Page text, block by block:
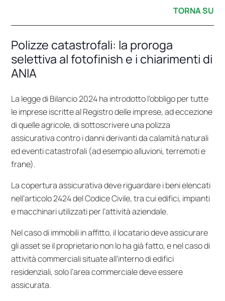
TORNA SU
Polizze catastrofali: la proroga
selettiva al fotofinish e i chiarimenti di
ANIA
La legge di Bilancio 2024 ha introdotto l’obbligo per tutte
le imprese iscritte al Registro delle imprese, ad eccezione
di quelle agricole, di sottoscrivere una polizza
assicurativa contro i danni derivanti da calamità naturali
ed eventi catastrofali (ad esempio alluvioni, terremoti e
frane).
La copertura assicurativa deve riguardare i beni elencati
nell’articolo 2424 del Codice Civile, tra cui edifici, impianti
e macchinari utilizzati per l’attività aziendale.
Nel caso di immobili in affitto, il locatario deve assicurare
gli asset se il proprietario non lo ha già fatto, e nel caso di
attività commerciali situate all’interno di edifici
residenziali, solo l’area commerciale deve essere
assicurata.